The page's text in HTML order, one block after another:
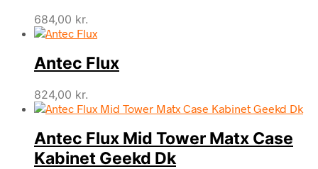
684,00 kr.
Antec Flux
824,00 kr.
Antec Flux Mid Tower Matx Case
Kabinet Geekd Dk